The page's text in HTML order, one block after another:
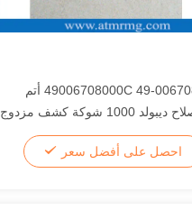
49006708000C 49-006708-000C أتم
أجزاء إصلاح ديبولد 1000 شوكة كشف مزدوج
احصل على أفضل سعر